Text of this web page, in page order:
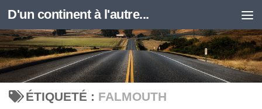
Skip to content
D'un continent à l'autre...
ÉTIQUETÉ : FALMOUTH